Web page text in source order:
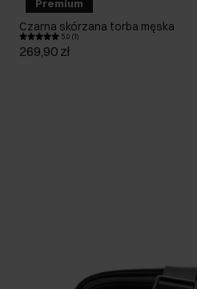
Premium
Czarna skórzana torba męska
5.0 (1)
269,90 zł